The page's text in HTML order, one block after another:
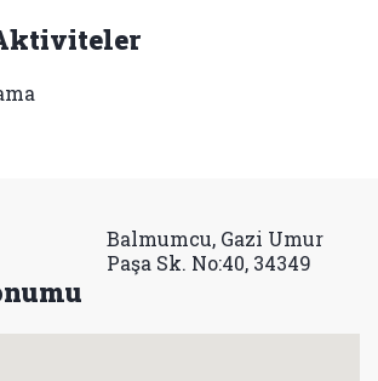
Balmumcu, Gazi Umur
Paşa Sk. No:40, 34349